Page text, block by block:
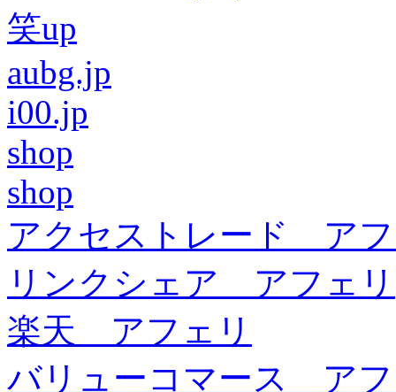
笑up
aubg.jp
i00.jp
shop
shop
アクセストレード ア
リンクシェア アフェリ
楽天 アフェリ
バリューコマース ア